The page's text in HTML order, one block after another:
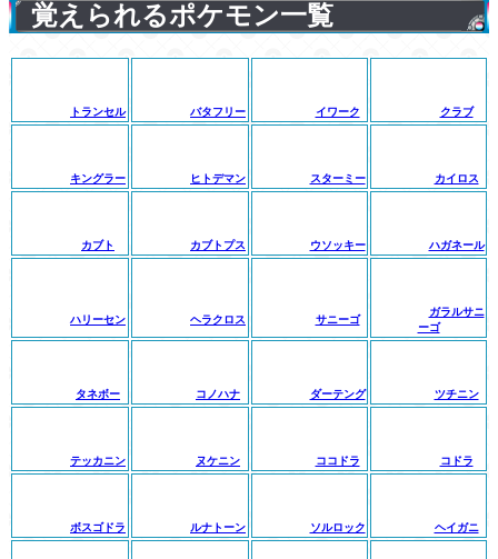
覚えられるポケモン一覧
トランセル バタフリー イワーク クラブ
キングラー ヒトデマン スターミー カイロス
カブト カブトプス ウソッキー ハガネール
ハリーセン ヘラクロス サニーゴ
ガラルサニ
ーゴ
タネボー コノハナ ダーテング ツチニン
テッカニン ヌケニン ココドラ コドラ
ボスゴドラ ルナトーン ソルロック ヘイガニ